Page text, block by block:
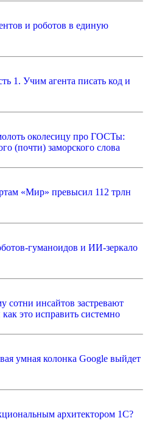
и роботов в единую
1. Учим агента писать код и
околесицу про ГОСТы:
(почти) заморского слова
«Мир» превысил 112 трлн
гуманоидов и ИИ-зеркало
сотни инсайтов застревают
это исправить системно
умная колонка Google выйдет
архитектором 1С?